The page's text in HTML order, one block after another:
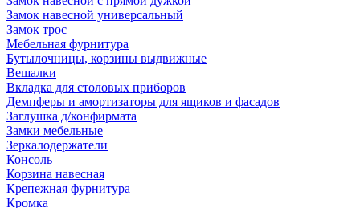
Замок навесной универсальный
Замок трос
Мебельная фурнитура
Бутылочницы, корзины выдвижные
Вешалки
Вкладка для столовых приборов
Демпферы и амортизаторы для ящиков и фасадов
Заглушка д/конфирмата
Замки мебельные
Зеркалодержатели
Консоль
Корзина навесная
Крепежная фурнитура
Кромка